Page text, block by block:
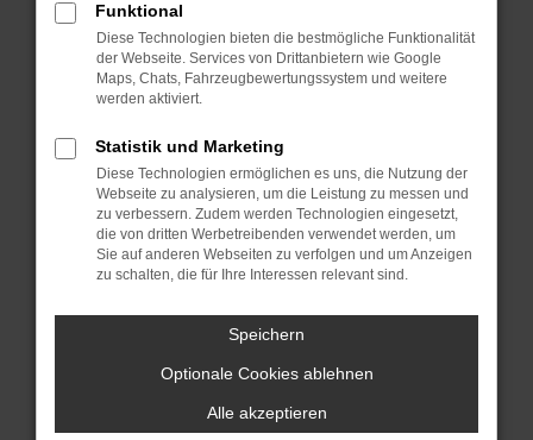
Starte dein Gerät neu.
Das kann manchmal helfen, vorübergehende
Probleme zu beheben.
Betriebssystem auf dem neuesten Stand
sind.
Veraltete Software birgt nicht nur ein
Sicherheitsrisiko, sondern kann auch dazu
führen, dass bestimmte Funktionen nicht mehr
unterstützt werden.
Wende dich an den Webseitenbetreiber.
Wenn du alle oben genannten Schritte versucht
hast, kontaktiere uns bitte. Wir werden
versuchen, das Problem zu beheben. Du kannst
uns diesen Text schicken, um uns bei der
Funktional
Diese Technologien bieten die bestmögliche Funktionalität
der Webseite. Services von Drittanbietern wie Google
Maps, Chats, Fahrzeugbewertungssystem und weitere
werden aktiviert.
Statistik und Marketing
Diese Technologien ermöglichen es uns, die Nutzung der
Webseite zu analysieren, um die Leistung zu messen und
zu verbessern. Zudem werden Technologien eingesetzt,
die von dritten Werbetreibenden verwendet werden, um
Sie auf anderen Webseiten zu verfolgen und um Anzeigen
zu schalten, die für Ihre Interessen relevant sind.
Speichern
Optionale Cookies ablehnen
Alle akzeptieren